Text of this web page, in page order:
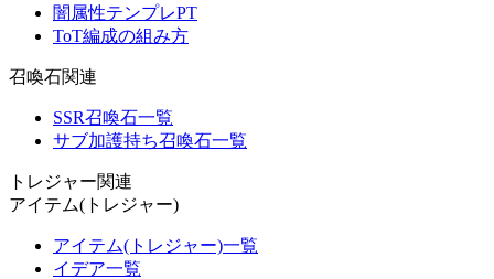
闇属性テンプレPT
ToT編成の組み方
召喚石関連
SSR召喚石一覧
サブ加護持ち召喚石一覧
トレジャー関連
アイテム(トレジャー)
アイテム(トレジャー)一覧
イデア一覧